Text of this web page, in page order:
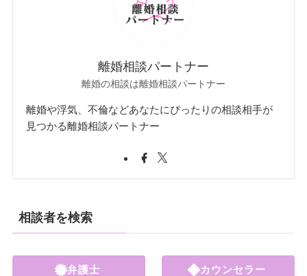
離婚相談パートナー
離婚の相談は離婚相談パートナー
離婚や浮気、不倫などあなたにぴったりの相談相手が
見つかる離婚相談パートナー
相談者を検索
弁護士 カウンセラー